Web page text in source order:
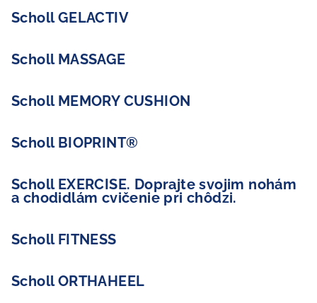
Scholl GELACTIV
Scholl MASSAGE
Scholl MEMORY CUSHION
Scholl BIOPRINT®
Scholl EXERCISE. Doprajte svojim nohám
a chodidlám cvičenie pri chôdzi.
Scholl FITNESS
Scholl ORTHAHEEL